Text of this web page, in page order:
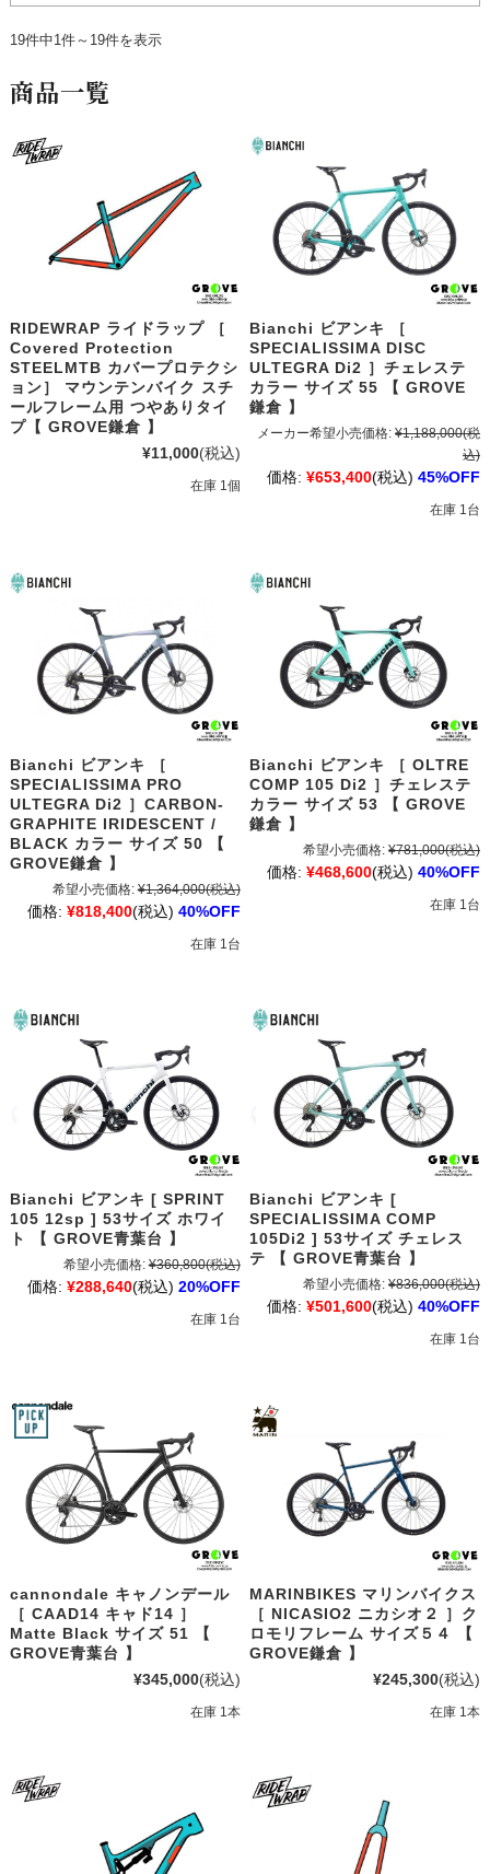
19件中1件～19件を表示
商品一覧
RIDEWRAP ライドラップ ［
Covered Protection
STEELMTB カバープロテクシ
ョン］ マウンテンバイク スチ
ールフレーム用 つやありタイ
プ【 GROVE鎌倉 】
¥11,000(税込)
在庫 1個
Bianchi ビアンキ ［
SPECIALISSIMA DISC
ULTEGRA Di2 ］チェレステ
カラー サイズ 55 【 GROVE
鎌倉 】
メーカー希望小売価格: ¥1,188,000(税
込)
価格: ¥653,400(税込) 45%OFF
在庫 1台
Bianchi ビアンキ ［
SPECIALISSIMA PRO
ULTEGRA Di2 ］CARBON-
GRAPHITE IRIDESCENT /
BLACK カラー サイズ 50 【
GROVE鎌倉 】
希望小売価格: ¥1,364,000(税込)
価格: ¥818,400(税込) 40%OFF
在庫 1台
Bianchi ビアンキ ［ OLTRE
COMP 105 Di2 ］チェレステ
カラー サイズ 53 【 GROVE
鎌倉 】
希望小売価格: ¥781,000(税込)
価格: ¥468,600(税込) 40%OFF
在庫 1台
Bianchi ビアンキ [ SPRINT
105 12sp ] 53サイズ ホワイ
ト 【 GROVE青葉台 】
希望小売価格: ¥360,800(税込)
価格: ¥288,640(税込) 20%OFF
在庫 1台
Bianchi ビアンキ [
SPECIALISSIMA COMP
105Di2 ] 53サイズ チェレス
テ 【 GROVE青葉台 】
希望小売価格: ¥836,000(税込)
価格: ¥501,600(税込) 40%OFF
在庫 1台
cannondale キャノンデール
［ CAAD14 キャド14 ］
Matte Black サイズ 51 【
GROVE青葉台 】
¥345,000(税込)
在庫 1本
MARINBIKES マリンバイクス
［ NICASIO2 ニカシオ２ ］ク
ロモリフレーム サイズ５４ 【
GROVE鎌倉 】
¥245,300(税込)
在庫 1本